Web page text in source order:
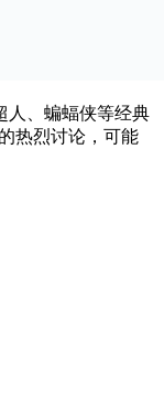
人、蝙蝠侠等经典
热烈讨论，可能